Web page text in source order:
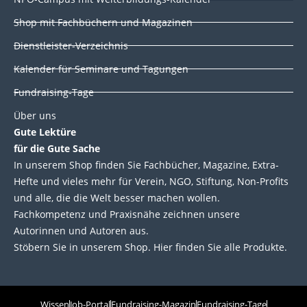
Shop mit Fachbüchern und Magazinen
Dienstleister-Verzeichnis
Kalender für Seminare und Tagungen
Fundraising-Tage
Über uns
Gute Lektüre
für die Gute Sache
In unserem Shop finden Sie Fachbücher, Magazine, Extra-
Hefte und vieles mehr für Verein, NGO, Stiftung, Non-Profits
und alle, die die Welt besser machen wollen.
Fachkompetenz und Praxisnähe zeichnen unsere
Autorinnen und Autoren aus.
Stöbern Sie in unserem Shop. Hier finden Sie alle Produkte.
WissenJob-PortalFundraising-MagazinFundraising-Tage